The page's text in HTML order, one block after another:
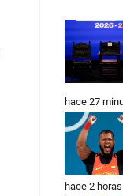
hace 27
hace 2 horas